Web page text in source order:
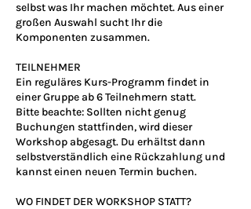
selbst was Ihr machen möchtet. Aus einer
großen Auswahl sucht Ihr die
Komponenten zusammen.
TEILNEHMER
Ein reguläres Kurs-Programm findet in
einer Gruppe ab 6 Teilnehmern statt.
Bitte beachte: Sollten nicht genug
Buchungen stattfinden, wird dieser
Workshop abgesagt. Du erhältst dann
selbstverständlich eine Rückzahlung und
kannst einen neuen Termin buchen.
WO FINDET DER WORKSHOP STATT?